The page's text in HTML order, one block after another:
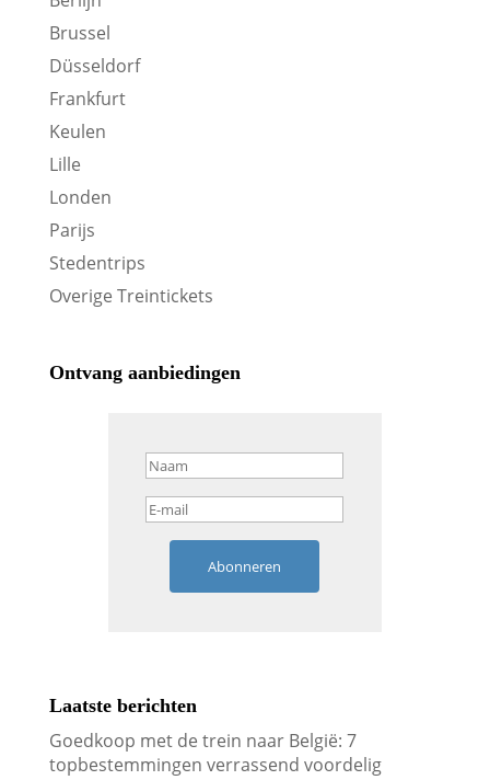
Brussel
Düsseldorf
Frankfurt
Keulen
Lille
Londen
Parijs
Stedentrips
Overige Treintickets
Ontvang aanbiedingen
Abonneren
Laatste berichten
Goedkoop met de trein naar België: 7
topbestemmingen verrassend voordelig